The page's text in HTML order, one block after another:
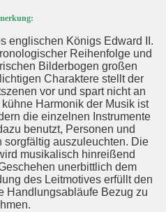
englischen Königs Edward II.
Reihenfolge und
Bilderbogen großen
Charaktere stellt der
vor und spart nicht an
Harmonik der Musik ist
die einzelnen Instrumente
benutzt, Personen und
auszuleuchten. Die
musikalisch hinreißend
unerbittlich dem
des Leitmotives erfüllt den
Handlungsabläufe Bezug zu